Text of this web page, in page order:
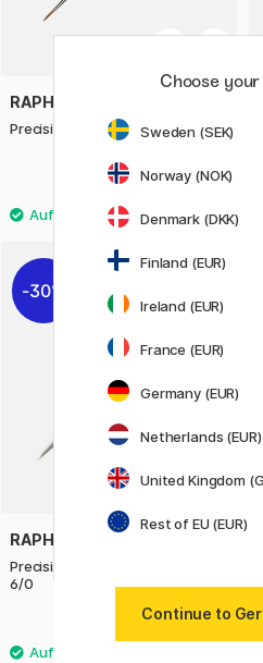
RAPHAËL
Precision Brush 8504 Round st 0
30%
RAPHAËL
Precision Brush 8504 Round st
6/0
Choose
Sweden (SEK)
Norway (NOK)
Denmark (DKK)
Finland (EUR)
Ireland (EUR)
France (EUR)
Germany (EUR)
Netherlands (EUR)
United Kingdom
Rest of EU (EUR)
Continue to